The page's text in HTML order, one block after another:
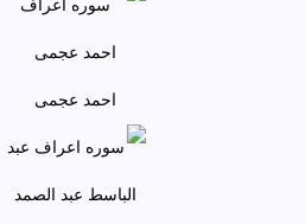
احمد عجمى